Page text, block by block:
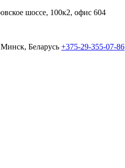
шоссе, 100к2, офис 604
Минск, Беларусь +375-29-355-07-86